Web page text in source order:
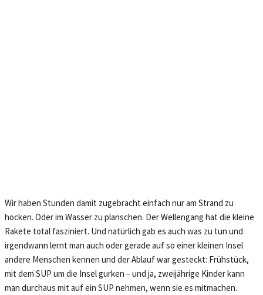
Wir haben Stunden damit zugebracht einfach nur am Strand zu
hocken. Oder im Wasser zu planschen. Der Wellengang hat die kleine
Rakete total fasziniert. Und natürlich gab es auch was zu tun und
irgendwann lernt man auch oder gerade auf so einer kleinen Insel
andere Menschen kennen und der Ablauf war gesteckt: Frühstück,
mit dem SUP um die Insel gurken – und ja, zweijährige Kinder kann
man durchaus mit auf ein SUP nehmen, wenn sie es mitmachen.